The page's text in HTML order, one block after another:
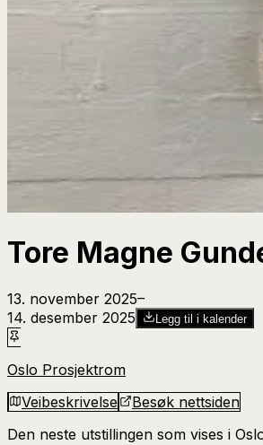
Tore Magne
13. november 2025–​
14. desember 2025
Legg til i kalender
Oslo Prosjektrom
Veibeskrivelse
Besøk nettsiden
Den neste utstillingen som vises i